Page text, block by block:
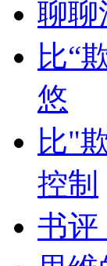
聊
比“
悠
比"
控制
书